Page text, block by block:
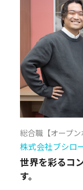
総合職【オープン
株式会社ブシロ
世界を彩るコ
す。